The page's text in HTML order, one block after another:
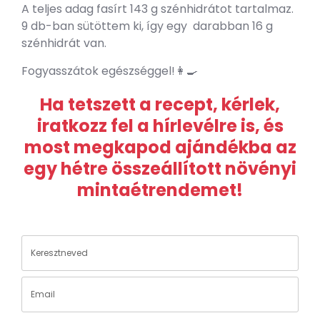
A teljes adag fasírt 143 g szénhidrátot tartalmaz.
9 db-ban sütöttem ki, így egy darabban 16 g
szénhidrát van.
Fogyasszátok egészséggel!👩‍🍳
Ha tetszett a recept, kérlek,
iratkozz fel a hírlevélre is, és
most megkapod ajándékba az
egy hétre összeállított növényi
mintaétrendemet!